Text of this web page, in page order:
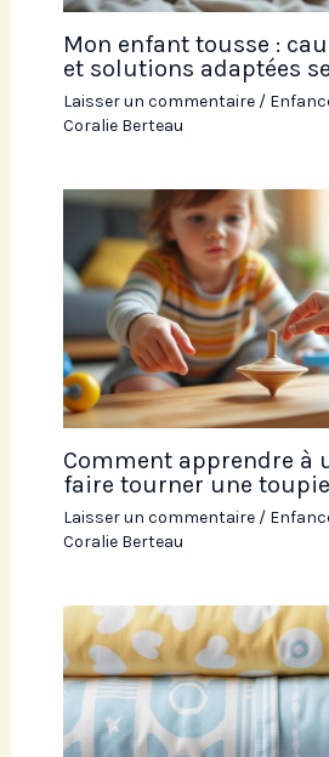
Mon enfant tousse :
et solutions adaptées
Laisser un commentaire /
Coralie Berteau
Comment apprendre à
faire tourner une
Laisser un commentaire /
Coralie Berteau